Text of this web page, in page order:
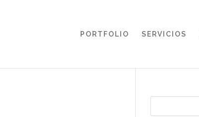
PORTFOLIO SERVICIOS